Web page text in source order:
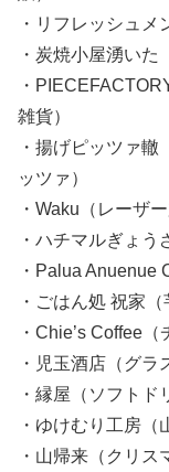
・リフレッシュメ
・炭焼小屋湧いた
・
雑貨）
・揚げピッツァ
ッツァ）
・Waku（レーザ
・ハチマルぎょう
・Palua Anuenue
・ごはん処 祝家（
・Chie’s Coffee（
・児玉酒店（グラ
・縁屋（ソフトド
・ゆけむり工房（
・山帰来（クリス